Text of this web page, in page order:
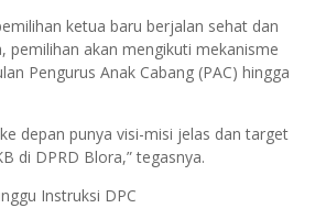
ketua baru berjalan sehat dan
pemilihan akan mengikuti mekanisme
Pengurus Anak Cabang (PAC) hingga
depan punya visi-misi jelas dan target
di DPRD Blora,” tegasnya.
Instruksi DPC